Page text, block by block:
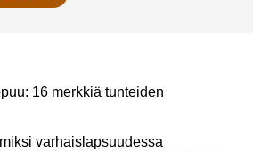
16 merkkiä tunteiden
varhaislapsuudessa